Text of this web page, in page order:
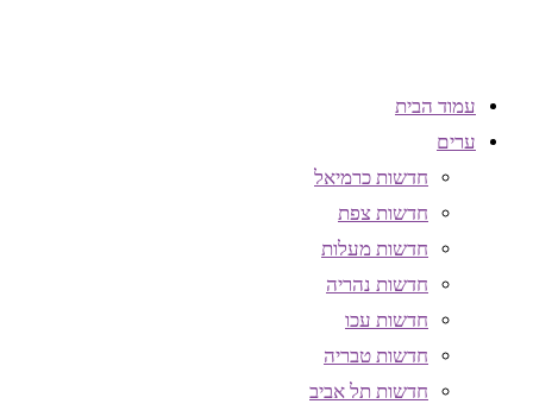
עמוד הבית
ערים
חדשות כרמיאל
חדשות צפת
חדשות מעלות
חדשות נהריה
חדשות עכו
חדשות טבריה
חדשות תל אביב